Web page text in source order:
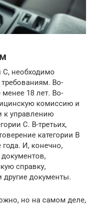
C, необходимо
Во-
18 лет. Во-
комиссию и
к управлению
C. В-третьих,
категории B
И, конечно,
справку,
другие документы.
но на самом деле,